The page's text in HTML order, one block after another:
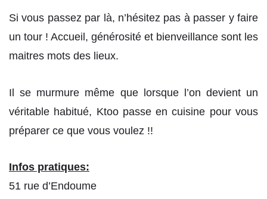
Si vous passez par là, n’hésitez pas à passer y faire
un tour ! Accueil, générosité et bienveillance sont les
maitres mots des lieux.
Il se murmure même que lorsque l’on devient un
véritable habitué, Ktoo passe en cuisine pour vous
préparer ce que vous voulez !!
Infos pratiques:
51 rue d’Endoume